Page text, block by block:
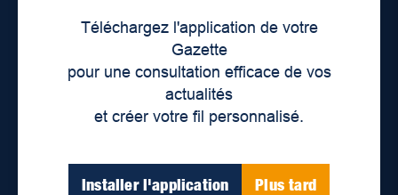
Téléchargez l'application de votre
Gazette
pour une consultation efficace de vos
actualités
et créer votre fil personnalisé.
Installer l'application Plus tard
Lieux de distribution